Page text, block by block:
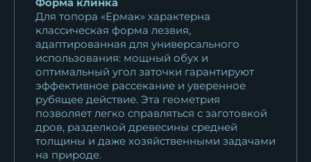
Для топора «Ермак» характерна
классическая форма лезвия,
адаптированная для универсального
использования: мощный обух и
оптимальный угол заточки гарантируют
эффективное рассекание и уверенное
рубящее действие. Эта геометрия
позволяет легко справляться с заготовкой
дров, разделкой древесины средней
толщины и даже хозяйственными задачами
на природе.